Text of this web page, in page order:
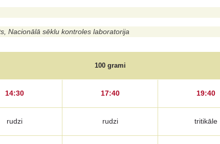
Nacionālā sēklu kontroles laboratorija
100 grami
14:30 17:40 19:40
rudzi rudzi tritikāle